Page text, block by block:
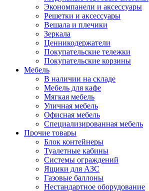
Экономпанели и аксессуары
Решетки и аксессуары
Вешала и плечики
Зеркала
Ценникодержатели
Покупательские тележки
Покупательские корзины
Мебель
В наличии на складе
Мебель для кафе
Мягкая мебель
Уличная мебель
Офисная мебель
Специализированная мебель
Прочие товары
Блок контейнеры
Туалетные кабины
Системы ограждений
Ящики для АЗС
Газовые баллоны
Нестандартное оборудование